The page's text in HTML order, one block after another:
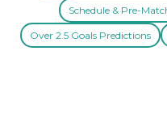
Schedule & Pre-
Over 2.5 Goals Predictions